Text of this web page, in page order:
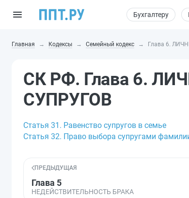
Бухгалтеру
Главная Кодексы Семейный кодекс Глава 6.
СК РФ. Глава 6.
СУПРУГОВ
Статья 31. Равенство супругов в семье
Статья 32. Право выбора супругами
ПРЕДЫДУЩАЯ
Глава 5
НЕДЕЙСТВИТЕЛЬНОСТЬ БРАКА